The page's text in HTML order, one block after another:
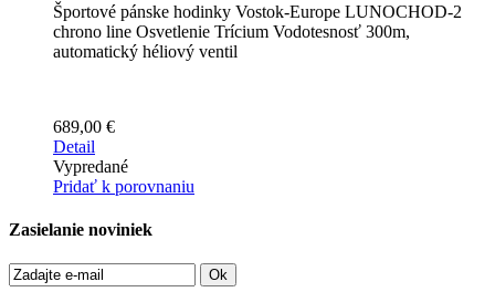
Športové pánske hodinky Vostok-Europe LUNOCHOD-2
chrono line Osvetlenie Trícium Vodotesnosť 300m,
automatický héliový ventil
689,00 €
Detail
Vypredané
Pridať k porovnaniu
Zasielanie noviniek
Ok